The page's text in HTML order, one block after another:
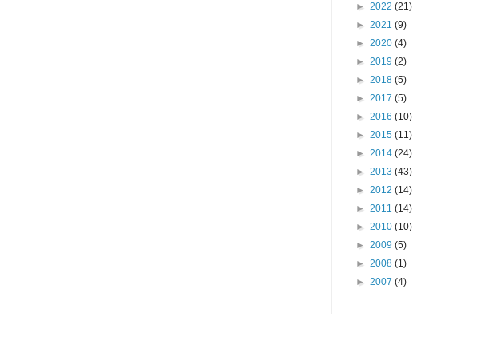
► 2022 (21)
► 2021 (9)
► 2020 (4)
► 2019 (2)
► 2018 (5)
► 2017 (5)
► 2016 (10)
► 2015 (11)
► 2014 (24)
► 2013 (43)
► 2012 (14)
► 2011 (14)
► 2010 (10)
► 2009 (5)
► 2008 (1)
► 2007 (4)